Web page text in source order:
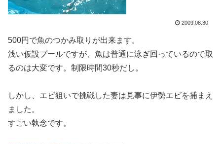
2009.08.30
500円で魚のつかみ取りが出来ます。
浅い仮設プールですが、魚は普通に泳ぎ回っているので取
るのは大変です。制限時間30秒だし。
しかし、エビ狙いで挑戦した妻は見事に伊勢エビを捕まえ
ました。
すごい執念です。